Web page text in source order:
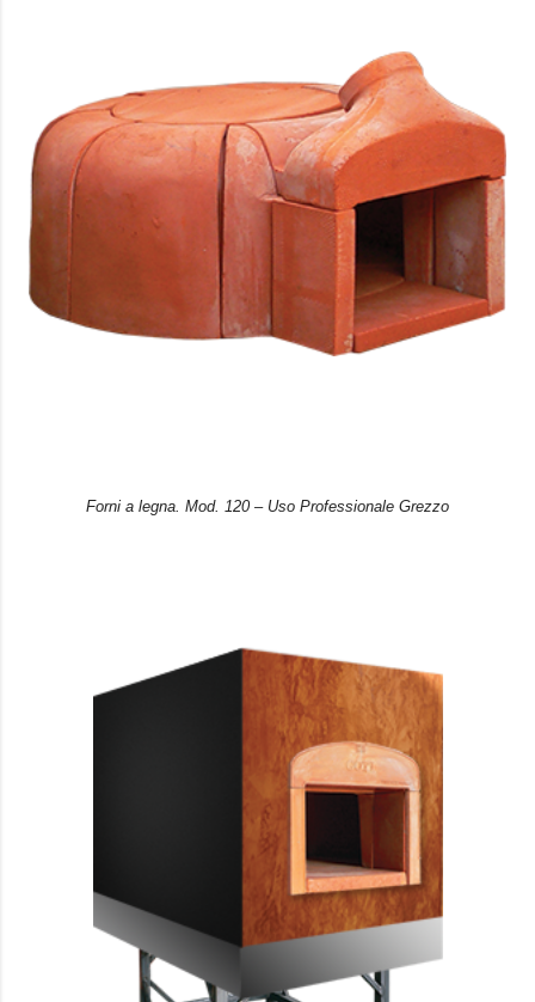
Forni a legna. Mod. 120 – Uso Professionale Grezzo